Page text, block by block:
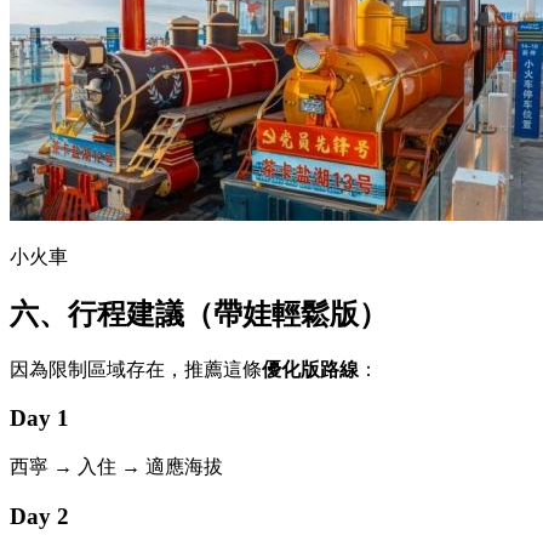
小火車
六、行程建議（帶娃輕鬆版）
因為限制區域存在，推薦這條優化版路線 ：
Day 1
西寧 → 入住 → 適應海拔
Day 2